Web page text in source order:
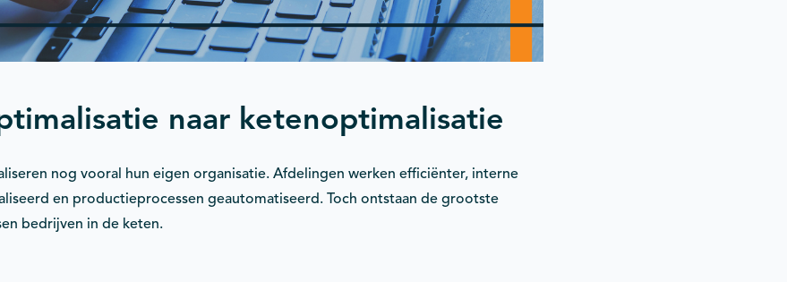
naar ketenoptimalisatie
nog vooral hun eigen organisatie. Afdelingen werken efficiënter, interne
en productieprocessen geautomatiseerd. Toch ontstaan de grootste
bedrijven in de keten.